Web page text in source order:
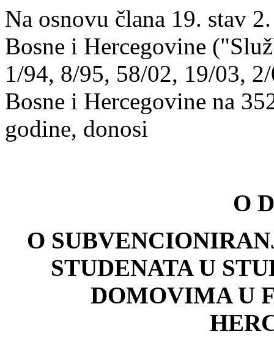
Na osnovu člana 19. stav
Bosne i Hercegovine
1/94, 8/95, 58/02, 19/03,
Bosne i Hercegovine na
godine, donosi
O
O
STUDENATA U
DOMOVIMA U